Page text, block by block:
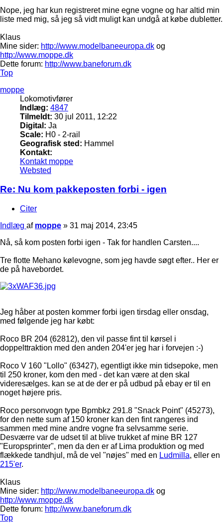
Nope, jeg har kun registreret mine egne vogne og har altid min
liste med mig, så jeg så vidt muligt kan undgå at købe dubletter.
Klaus
Mine sider: http://www.modelbaneeuropa.dk og
http://www.moppe.dk
Dette forum: http://www.baneforum.dk
Top
moppe
Lokomotivfører
Indlæg: 4847
Tilmeldt: 30 jul 2011, 12:22
Digital: Ja
Scale: H0 - 2-rail
Geografisk sted: Hammel
Kontakt:
Kontakt moppe
Websted
Re: Nu kom pakkeposten forbi - igen
Citer
Indlæg af moppe » 31 maj 2014, 23:45
Nå, så kom posten forbi igen - Tak for handlen Carsten....
Tre flotte Mehano kølevogne, som jeg havde søgt efter.. Her er
de på havebordet.
Jeg håber at posten kommer forbi igen tirsdag eller onsdag,
med følgende jeg har købt:
Roco BR 204 (62812), den vil passe fint til kørsel i
doppelttraktion med den anden 204'er jeg har i forvejen :-)
Roco V 160 "Lollo" (63427), egentligt ikke min tidsepoke, men
til 250 kroner, kom den med - det kan være at den skal
videresælges. kan se at de der er på udbud på ebay er til en
noget højere pris.
Roco personvogn type Bpmbkz 291.8 "Snack Point" (45273),
for den nette sum af 150 kroner kan den fint rangeres ind
sammen med mine andre vogne fra selvsamme serie.
Desværre var de udset til at blive trukket af mine BR 127
"Europsprinter", men da den er af Lima produktion og med
flækkede tandhjul, må de vel "nøjes" med en Ludmilla, eller en
215'er.
Klaus
Mine sider: http://www.modelbaneeuropa.dk og
http://www.moppe.dk
Dette forum: http://www.baneforum.dk
Top